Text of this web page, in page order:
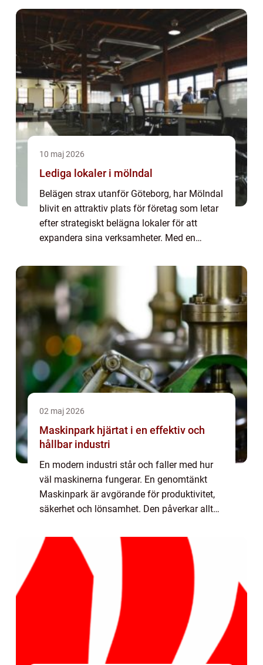
sparar tid, minskar störningar och...
10 maj 2026
Lediga lokaler i mölndal
Belägen strax utanför Göteborg, har Mölndal
blivit en attraktiv plats för företag som letar
efter strategiskt belägna lokaler för att
expandera sina verksamheter. Med en
framåtanda erbjuder Mölndal en unik miljö
02 maj 2026
Maskinpark hjärtat i en effektiv och
hållbar industri
En modern industri står och faller med hur
väl maskinerna fungerar. En genomtänkt
Maskinpark är avgörande för produktivitet,
säkerhet och lönsamhet. Den påverkar allt
arbetsmiljö och klimatavtryck. När indu...